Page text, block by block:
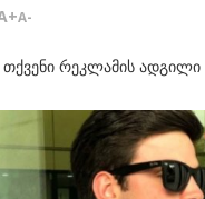
A-
თქვენი რეკლამის ადგილი